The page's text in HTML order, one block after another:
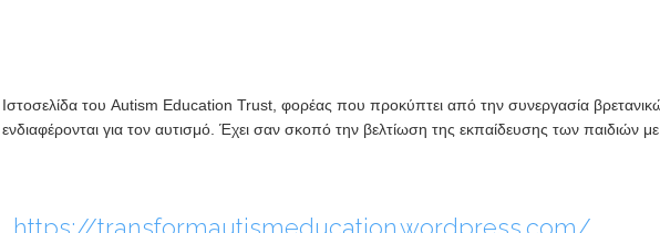
Ιστοσελίδα του Autism Education Trust, φορέας που προκύπτει από την συνεργασία
ενδιαφέρονται για τον αυτισμό. Έχει σαν σκοπό την βελτίωση της εκπαίδευσης των παιδιών με